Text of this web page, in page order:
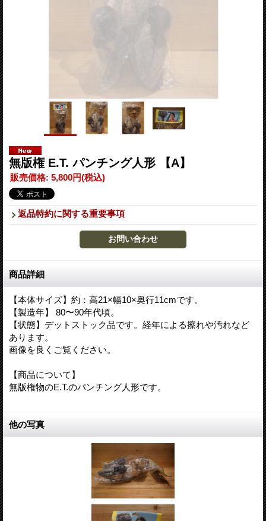
無版権 E.T. パンチング人形 【A】
販売価格: 5,800円(税込)
返品特約に関する重要事項
商品詳細
【本体サイズ】約：高21×幅10×奥行11cmです。
【製造年】 80〜90年代頃。
【状態】デットストック品です。経年による擦れや汚れなど
あります。
画像を良くご覧ください。
【商品について】
無版権物のE.T.のパンチング人形です。
他の写真